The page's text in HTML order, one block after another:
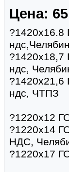
Цена:
?1420х18,7
ндс,
?1420х21,6
ндс, ЧТПЗ
?1220х12
?1220х14
НДC,
?1220х17